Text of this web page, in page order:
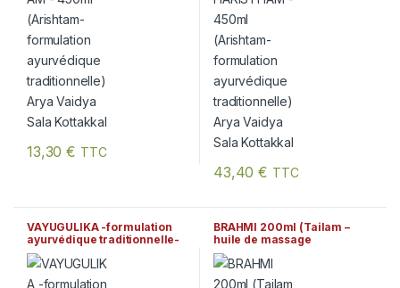
13,30€ TTC
43,40€ TTC
VAYUGULIKA -formulation
ayurvédique traditionnelle-
(100 comprimés) Arya
Vaidya Sala Kottakkal
BRAHMI 200ml (Tailam –
huile de massage
ayurvédique) Arya Vaidya
Sala Kottakkal